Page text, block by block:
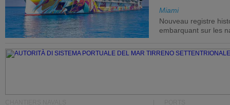
Miami
Nouveau registre
embarquant sur les